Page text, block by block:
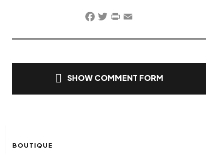
Facebook
TwitterPrintFriendly
Email
SHOW COMMENT FORM
BOUTIQUE